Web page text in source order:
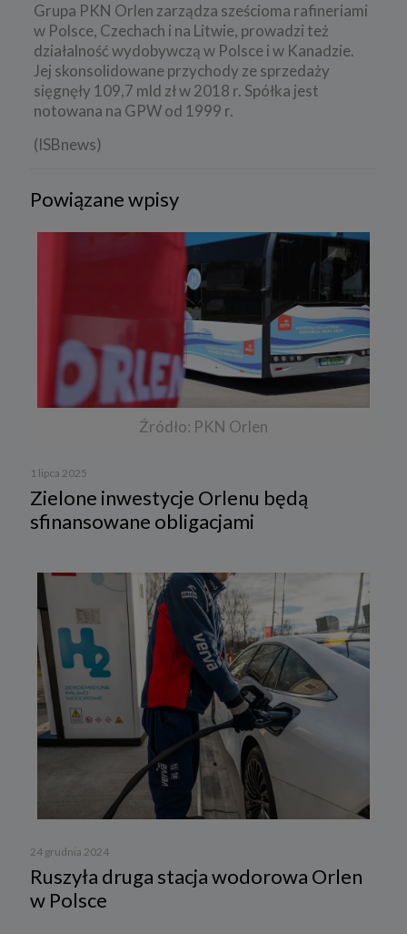
Grupa PKN Orlen zarządza sześcioma rafineriami
w Polsce, Czechach i na Litwie, prowadzi też
działalność wydobywczą w Polsce i w Kanadzie.
Jej skonsolidowane przychody ze sprzedaży
sięgnęły 109,7 mld zł w 2018 r. Spółka jest
notowana na GPW od 1999 r.
(ISBnews)
Powiązane wpisy
Źródło: PKN Orlen
1 lipca 2025
Zielone inwestycje Orlenu będą
sfinansowane obligacjami
24 grudnia 2024
Ruszyła druga stacja wodorowa Orlen
w Polsce